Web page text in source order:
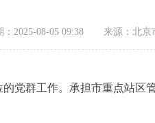
：2025-08-05 09:38 来源：北京
群工作。承担市重点站区